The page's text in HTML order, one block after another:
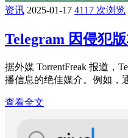
资讯 2025-01-17 4117 次浏览
Telegram 因侵犯
据外媒 TorrentFreak 报道，
播信息的绝佳媒介。例如，
查看全文